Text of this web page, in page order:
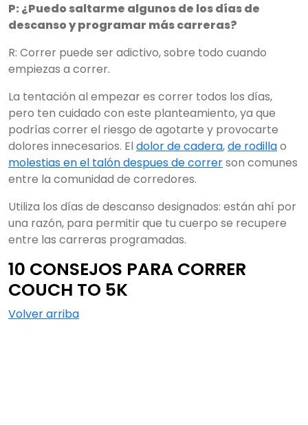
P: ¿Puedo saltarme algunos de los días de
descanso y programar más carreras?
R: Correr puede ser adictivo, sobre todo cuando
empiezas a correr.
La tentación al empezar es correr todos los días,
pero ten cuidado con este planteamiento, ya que
podrías correr el riesgo de agotarte y provocarte
dolores innecesarios. El dolor de cadera,de rodillao
molestias en el talón despues de correrson comunes
entre la comunidad de corredores.
Utiliza los días de descanso designados: están ahí por
una razón, para permitir que tu cuerpo se recupere
entre las carreras programadas.
10 CONSEJOS PARA CORRER
COUCH TO 5K
Volver arriba